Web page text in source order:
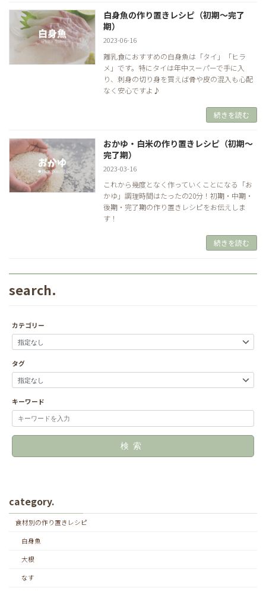
白身魚の作り置きレシピ（初期～完了
期）
2023-06-16
離乳食におすすめの白身魚は「タイ」「ヒラ
メ」です。特にタイは年中スーパーで手に入
り、刺身の切り身を買えば骨や皮の混入も心配
なく安心ですよ♪
続きを読む
おかゆ・白米の作り置きレシピ（初期～
完了期）
2023-03-16
これから幾度となく作っていくことになる「お
かゆ」調理時間はたったの20分！初期・中期・
後期・完了期の作り置きレシピをお伝えしま
す！
続きを読む
search.
カテゴリー
タグ
キーワード
検索
category.
食材別の作り置きレシピ
白身魚
大根
なす